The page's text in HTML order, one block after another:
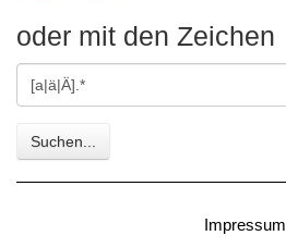
oder mit den Zeichen
Gesuchte
Zeichen
Suchen...
Impressum